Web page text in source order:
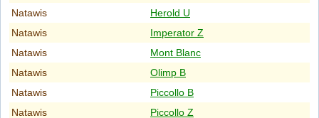
Natawis
Herold U
Natawis
Imperator Z
Natawis
Mont Blanc
Natawis
Olimp B
Natawis
Piccollo B
Natawis
Piccollo Z